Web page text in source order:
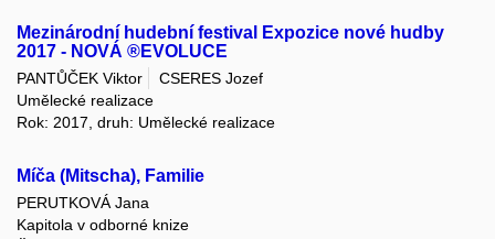
Mezinárodní hudební festival Expozice nové hudby
2017 - NOVÁ ®EVOLUCE
PANTŮČEK Viktor
CSERES Jozef
Umělecké realizace
Rok: 2017, druh: Umělecké realizace
Míča (Mitscha), Familie
PERUTKOVÁ Jana
Kapitola v odborné knize